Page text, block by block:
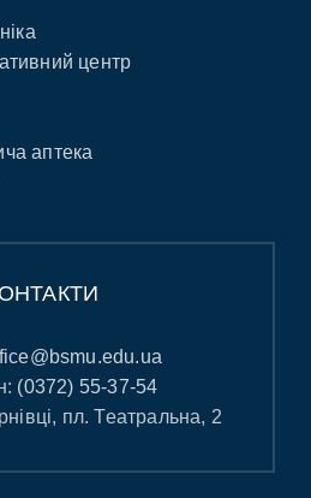
центр
аптека
(0372) 55-37-54
пл. Театральна, 2